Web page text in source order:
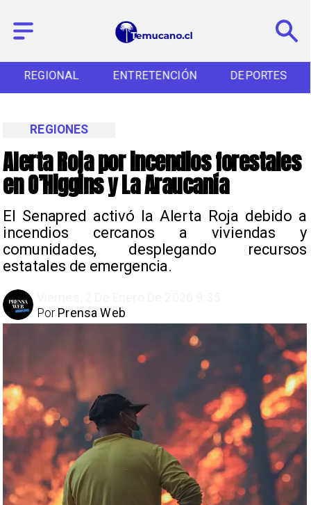
REGIONAL ENTRETENCIÓN DEPORTES
Alerta Roja por incendios forestales
en O’Higgins y La Araucanía
El Senapred activó la Alerta Roja debido a
incendios cercanos a viviendas y
comunidades, desplegando recursos
estatales de emergencia.
REGIONES
Prensa Web
Por